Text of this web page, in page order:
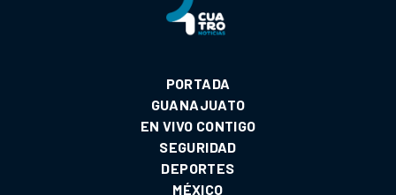
PORTADA
GUANAJUATO
EN VIVO CONTIGO
SEGURIDAD
DEPORTES
MÉXICO